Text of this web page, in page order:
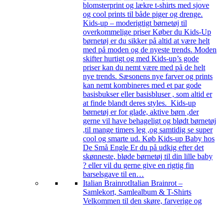
blomsterprint og lækre t-shirts med sjove
og cool prints til både piger og drenge.
Kids-up – moderigtigt børnetøj til
overkommelige priser Køber du Kids-Up
børnetøj er du sikker på altid at være helt
med på moden og de nyeste trends. Moden
skifter hurtigt og med Kids-up’s gode
priser kan du nemt være med på de helt
nye trends. Sæsonens nye farver og prints
kan nemt kombineres med et par gode
basisbukser eller basisbluser , som altid er
at finde blandt deres styles. Kids-up
børnetøj er for glade, aktive børn ,der
gerne vil have behageligt og blødt børnetøj
,til mange timers leg ,og samtidig se super
cool og smarte ud. Køb Kids-up Baby hos
De Små Engle Er du på udkig efter det
skønneste, bløde børnetøj til din lille baby
? eller vil du gerne give en rigtig fin
barselsgave til en…
Italian BrainrotItalian Brainrot –
Samlekort, Samlealbum & T-Shirts
Velkommen til den skøre, farverige og